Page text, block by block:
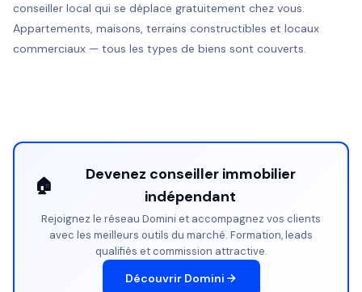
conseiller local qui se déplace gratuitement chez vous.
Appartements, maisons, terrains constructibles et locaux
commerciaux — tous les types de biens sont couverts.
🏠
Devenez conseiller immobilier
indépendant
Rejoignez le réseau Domini et accompagnez vos clients
avec les meilleurs outils du marché. Formation, leads
qualifiés et commission attractive.
Découvrir Domini